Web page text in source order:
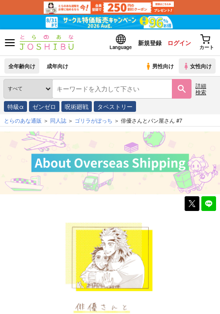
Language
新規登録 ログイン
カート
全年齢向け 成年向け 男性向け 女性向け
詳細
検索
特級α ゼンゼロ 呪術廻戦 タペストリー
とらのあな通販 同人誌 ゴリラがぼっち 俳優さんとパン屋さん #7